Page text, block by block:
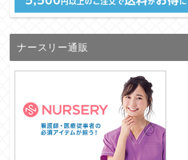
ナースリー通販